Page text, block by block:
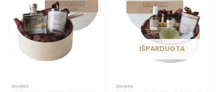
Dovanos
IŠPARDUOTA
Dovanos